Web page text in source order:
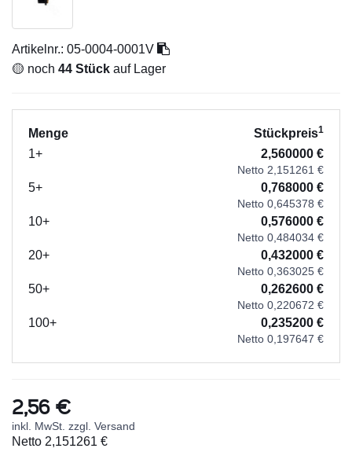
Artikelnr.: 05-0004-0001V
🟡 noch 44 Stück auf Lager
Menge Stückpreis1
1+ 2,560000 €
Netto 2,151261 €
5+ 0,768000 €
Netto 0,645378 €
10+ 0,576000 €
Netto 0,484034 €
20+ 0,432000 €
Netto 0,363025 €
50+ 0,262600 €
Netto 0,220672 €
100+ 0,235200 €
Netto 0,197647 €
2,56 €
inkl. MwSt. zzgl. Versand
Netto 2,151261 €